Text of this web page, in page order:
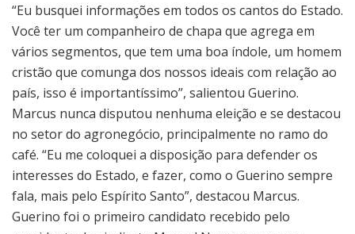
“Eu busquei informações em todos os cantos do Estado.
Você ter um companheiro de chapa que agrega em
vários segmentos, que tem uma boa índole, um homem
cristão que comunga dos nossos ideais com relação ao
país, isso é importantíssimo”, salientou Guerino.
Marcus nunca disputou nenhuma eleição e se destacou
no setor do agronegócio, principalmente no ramo do
café. “Eu me coloquei a disposição para defender os
interesses do Estado, e fazer, como o Guerino sempre
fala, mais pelo Espírito Santo”, destacou Marcus.
Guerino foi o primeiro candidato recebido pelo